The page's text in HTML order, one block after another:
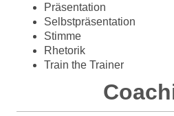
Präsentation
Selbstpräsentation
Stimme
Rhetorik
Train the Trainer